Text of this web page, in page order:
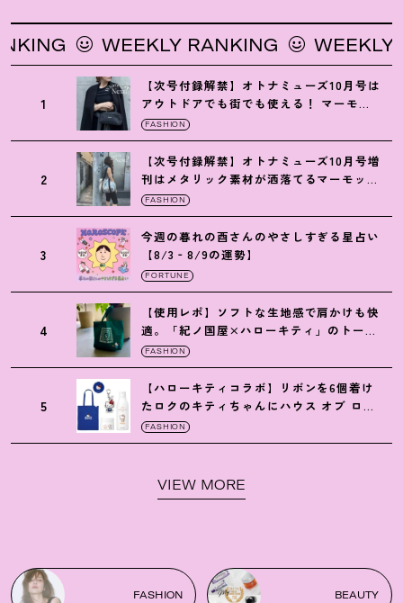
WEEKLY RANKING WEEKLY
1
【次号付録解禁】オトナミューズ10月号は
アウトドアでも街でも使える ！ マーモッ
トの黒ショルダー
FASHION
2
【次号付録解禁】オトナミューズ10月号増
刊はメタリック素材が洒落てるマーモット
の保冷バッグ
FASHION
3
今週の暮れの酉さんのやさしすぎる星占い
【8/3‐8/9の運勢】
FORTUNE
4
【使用レポ】ソフトな生地感で肩かけも快
適。「紀ノ国屋×ハローキティ」のトート
がガシガシ使えて最高です
FASHION
5
【ハローキティコラボ】リボンを6個着け
たロクのキティちゃんにハウス オブ ロー
ゼの限定パケも
FASHION
VIEW MORE
FASHION BEAUTY